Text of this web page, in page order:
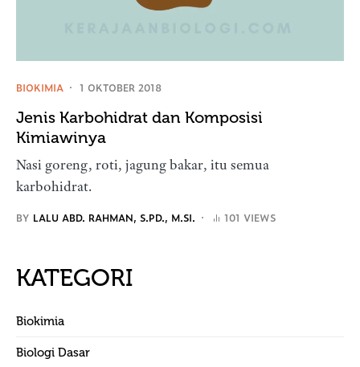
BIOKIMIA 1 OKTOBER 2018
Jenis Karbohidrat dan Komposisi
Kimiawinya
Nasi goreng, roti, jagung bakar, itu semua
karbohidrat.
BY LALU ABD. RAHMAN, S.PD., M.SI. 101 VIEWS
KATEGORI
Biokimia
Biologi Dasar